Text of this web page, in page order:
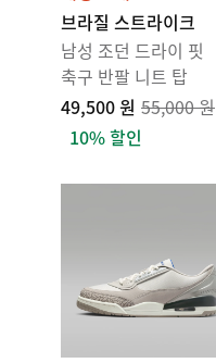
브라질 스트라이크
남성 조던 드라이 핏
축구 반팔 니트 탑
49,500 원 55,000 원
10% 할인